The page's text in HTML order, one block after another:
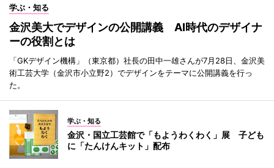
学ぶ・知る
金沢美大でデザインの公開講義 AI時代のデザイナ
ーの役割とは
「GKデザイン機構」（東京都）社長の田中一雄さんが7月28日、金沢美
術工芸大学（金沢市小立野2）でデザインをテーマに公開講義を行っ
た。
学ぶ・知る
金沢・国立工芸館で「もようわくわく」展 子ども
に「たんけんキット」配布